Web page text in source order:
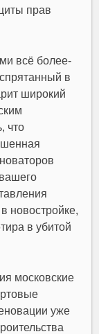
прав
всё более-
в
широкий
что
новостройке,
в убитой
московские
уже